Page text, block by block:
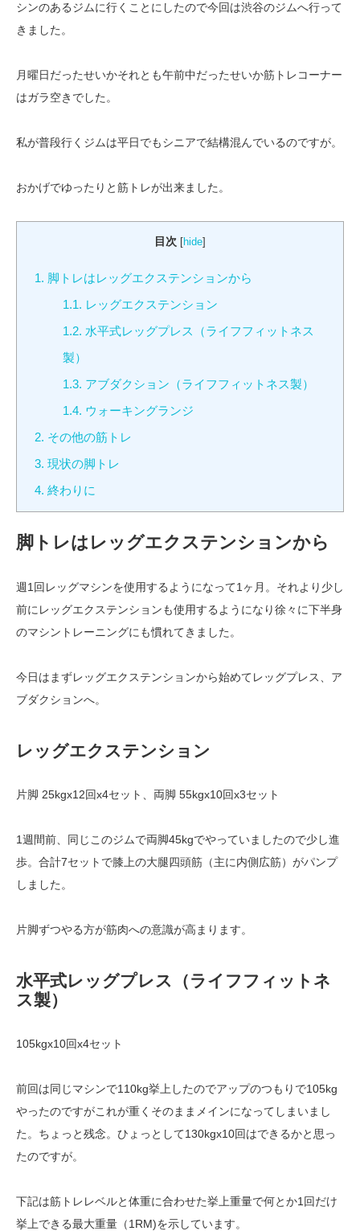
シンのあるジムに行くことにしたので今回は渋谷のジムへ行って
きました。
月曜日だったせいかそれとも午前中だったせいか筋トレコーナー
はガラ空きでした。
私が普段行くジムは平日でもシニアで結構混んでいるのですが。
おかげでゆったりと筋トレが出来ました。
目次 hide
1. 脚トレはレッグエクステンションから
1.1. レッグエクステンション
1.2. 水平式レッグプレス（ライフフィットネス
製）
1.3. アブダクション（ライフフィットネス製）
1.4. ウォーキングランジ
2. その他の筋トレ
3. 現状の脚トレ
4. 終わりに
脚トレはレッグエクステンションから
週1回レッグマシンを使用するようになって1ヶ月。それより少し
前にレッグエクステンションも使用するようになり徐々に下半身
のマシントレーニングにも慣れてきました。
今日はまずレッグエクステンションから始めてレッグプレス、ア
ブダクションへ。
レッグエクステンション
片脚 25kgx12回x4セット、両脚 55kgx10回x3セット
1週間前、同じこのジムで両脚45kgでやっていましたので少し進
歩。合計7セットで膝上の大腿四頭筋（主に内側広筋）がパンプ
しました。
片脚ずつやる方が筋肉への意識が高まります。
水平式レッグプレス（ライフフィットネ
ス製）
105kgx10回x4セット
前回は同じマシンで110kg挙上したのでアップのつもりで105kg
やったのですがこれが重くそのままメインになってしまいまし
た。ちょっと残念。ひょっとして130kgx10回はできるかと思っ
たのですが。
下記は筋トレレベルと体重に合わせた挙上重量で何とか1回だけ
挙上できる最大重量（1RM)を示しています。